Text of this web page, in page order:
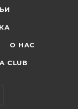
О НАС
CLUB